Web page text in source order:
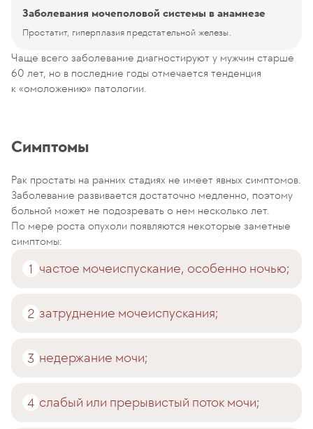
Заболевания мочеполовой системы в анамнезе
Простатит, гиперплазия предстательной железы.
Чаще всего заболевание диагностируют у мужчин старше
60 лет, но в последние годы отмечается тенденция
к «омоложению» патологии.
Симптомы
Рак простаты на ранних стадиях не имеет явных симптомов.
Заболевание развивается достаточно медленно, поэтому
больной может не подозревать о нем несколько лет.
По мере роста опухоли появляются некоторые заметные
симптомы:
частое мочеиспускание, особенно ночью;
затруднение мочеиспускания;
недержание мочи;
слабый или прерывистый поток мочи;